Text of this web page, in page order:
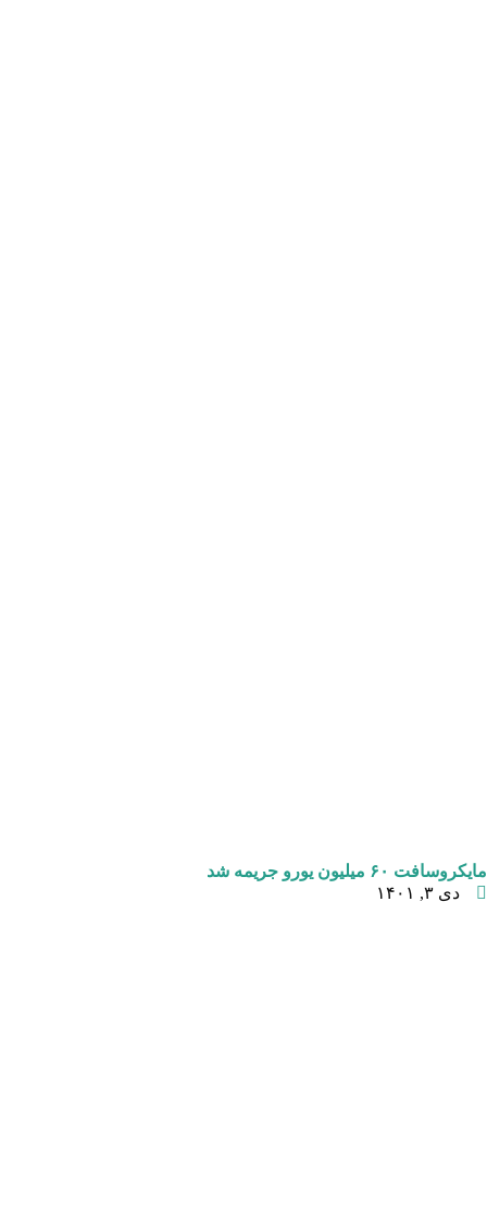
مایکروسافت ۶۰ میلیون یورو جریمه شد
دی ۳, ۱۴۰۱